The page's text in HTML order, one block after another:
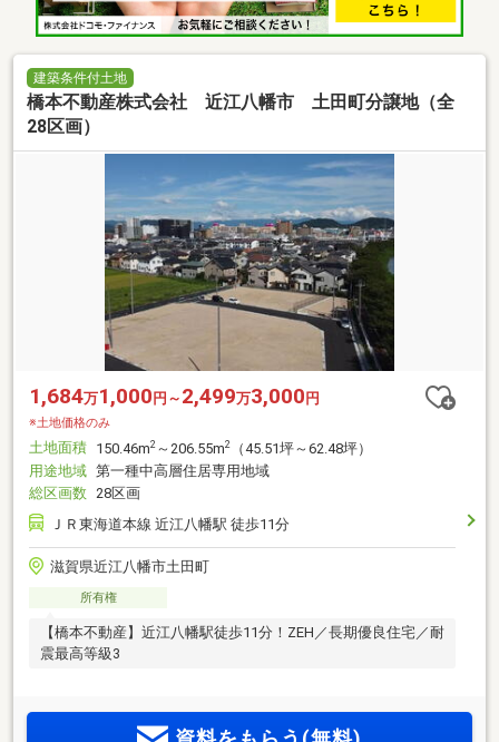
建築条件付土地
橋本不動産株式会社 近江八幡市 土田町分譲地（全
28区画）
1,684万1,000 円～ 2,499万3,000 円
※土地価格のみ
土地面積 150.46m2 ～206.55m2
（45.51坪～62.48坪）
用途地域 第一種中高層住居専用地域
総区画数 28区画
ＪＲ東海道本線 近江八幡駅 徒歩11分
滋賀県近江八幡市土田町
所有権
【橋本不動産】近江八幡駅徒歩11分！ZEH／長期優良住宅／耐
震最高等級3